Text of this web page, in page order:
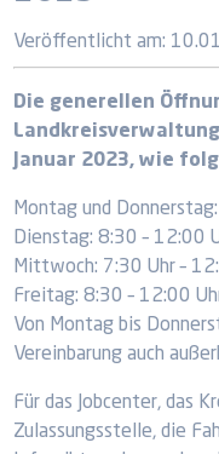
Veröffentlicht am:
Die generellen
Januar 2023, wie
Montag und
Dienstag: 8:30 – 12:00
Mittwoch: 7:30 Uhr –
Freitag: 8:30 – 12:00
Von Montag bis
Vereinbarung auch
Für das Jobcenter, das
Zulassungsstelle, die